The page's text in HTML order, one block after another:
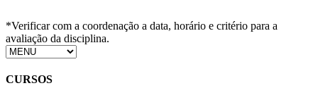
*Verificar com a coordenação a data, horário e critério para a
avaliação da disciplina.
CURSOS